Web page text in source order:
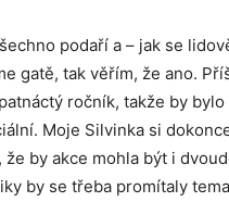
podaří a – jak se
gatě, tak věřím, že ano.
ročník, takže by
Moje Silvinka si
že by akce mohla být i
by se třeba promítaly